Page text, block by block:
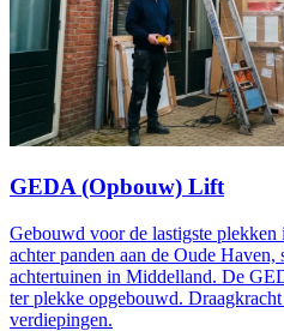
GEDA (Opbouw) Lift
Gebouwd voor de lastigste plekken
achter panden aan de Oude Haven,
achtertuinen in Middelland. De
ter plekke opgebouwd.
verdiepingen.